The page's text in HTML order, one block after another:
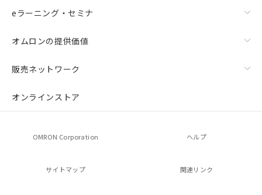
eラーニング・セミナ
オムロンの提供価値
販売ネットワーク
オンラインストア
OMRON Corporation ヘルプ
サイトマップ 関連リンク
の共同利用に関して"
指します。